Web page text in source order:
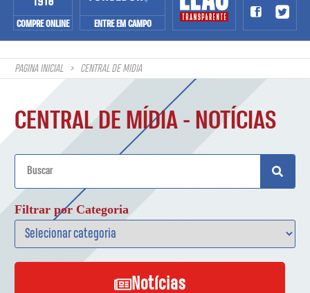
COMPRE ONLINE ENTRE EM CAMPO
PAGINA INICIAL CENTRAL DE MÍDIA
CENTRAL DE MÍDIA - NOTÍCIAS
Filtrar por Categoria
Notícias